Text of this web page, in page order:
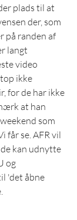
plads til at
der, som
på randen af
langt
video
ikke
for de har ikke
at han
som
får se. AFR vil
de kan udnytte
og
'det åbne